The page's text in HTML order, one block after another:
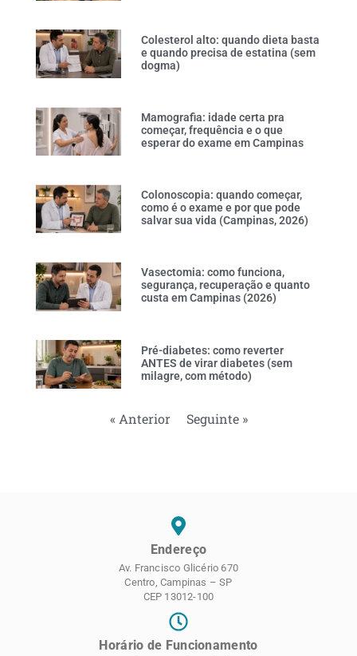
Colesterol alto: quando dieta basta
e quando precisa de estatina (sem
dogma)
Mamografia: idade certa pra
começar, frequência e o que
esperar do exame em Campinas
Colonoscopia: quando começar,
como é o exame e por que pode
salvar sua vida (Campinas, 2026)
Vasectomia: como funciona,
segurança, recuperação e quanto
custa em Campinas (2026)
Pré-diabetes: como reverter
ANTES de virar diabetes (sem
milagre, com método)
« Anterior Seguinte »
Endereço
Av. Francisco Glicério 670
Centro, Campinas – SP
CEP 13012-100
Horário de Funcionamento